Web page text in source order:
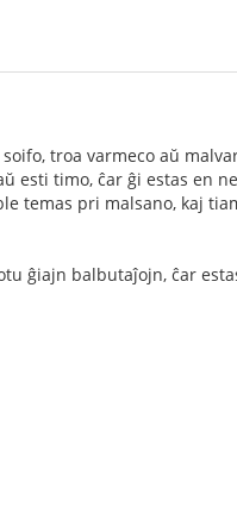
troa varmeco aŭ
esti timo, ĉar ĝi estas en
temas pri malsano, kaj
ĝiajn balbutaĵojn, ĉar